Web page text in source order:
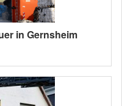
in Gernsheim